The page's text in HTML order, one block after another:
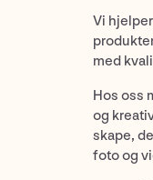
Vi
med
Hos oss
og
skape,
foto og